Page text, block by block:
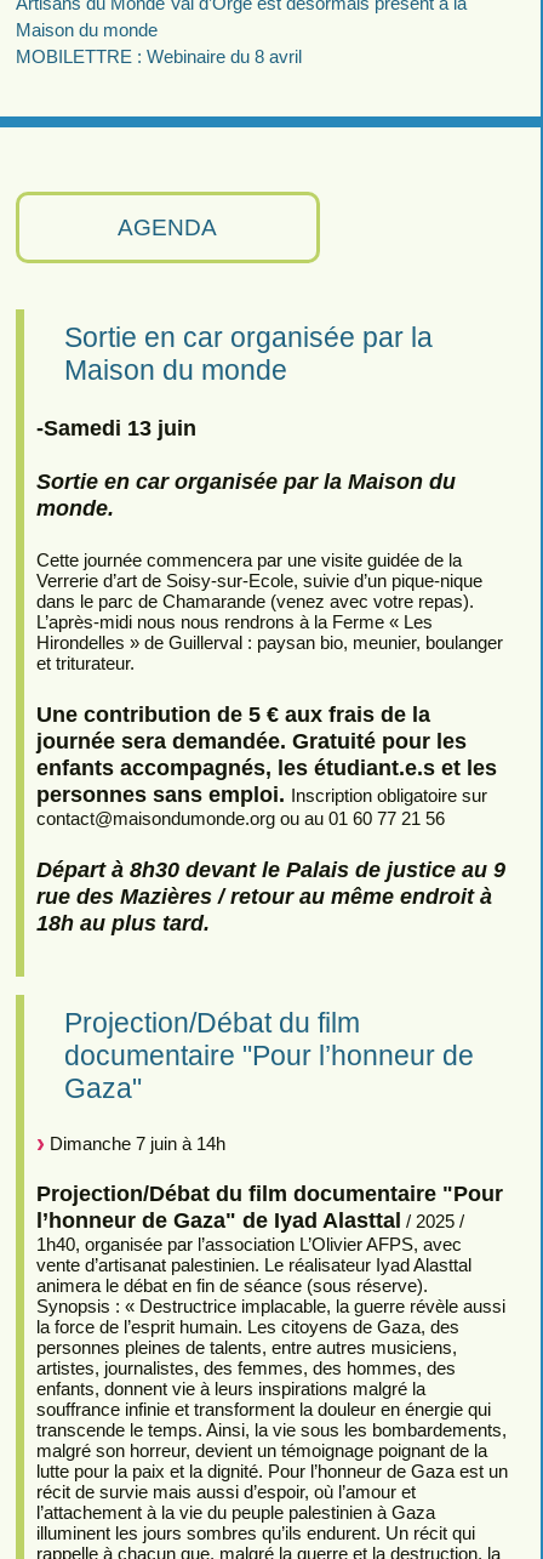
AGENDA
Sortie en car organisée par la
Maison du monde
-Samedi 13 juin
Sortie en car organisée par la Maison du
monde.
Cette journée commencera par une visite guidée de la
Verrerie d’art de Soisy-sur-Ecole, suivie d’un pique-nique
dans le parc de Chamarande (venez avec votre repas).
L’après-midi nous nous rendrons à la Ferme « Les
Hirondelles » de Guillerval : paysan bio, meunier, boulanger
et triturateur.
Une contribution de 5 € aux frais de la
journée sera demandée. Gratuité pour les
enfants accompagnés, les étudiant.e.s et les
personnes sans emploi. Inscription obligatoire sur
contact@maisondumonde.org ou au 01 60 77 21 56
Départ à 8h30 devant le Palais de justice au 9
rue des Mazières / retour au même endroit à
18h au plus tard.
Projection/Débat du film
documentaire "Pour l’honneur de
Gaza"
Dimanche 7 juin à 14h
Projection/Débat du film documentaire "Pour
l’honneur de Gaza" de Iyad Alasttal / 2025 /
1h40, organisée par l’association L’Olivier AFPS, avec
vente d’artisanat palestinien. Le réalisateur Iyad Alasttal
animera le débat en fin de séance (sous réserve).
Synopsis : « Destructrice implacable, la guerre révèle aussi
la force de l’esprit humain. Les citoyens de Gaza, des
personnes pleines de talents, entre autres musiciens,
artistes, journalistes, des femmes, des hommes, des
enfants, donnent vie à leurs inspirations malgré la
souffrance infinie et transforment la douleur en énergie qui
transcende le temps. Ainsi, la vie sous les bombardements,
malgré son horreur, devient un témoignage poignant de la
lutte pour la paix et la dignité. Pour l’honneur de Gaza est un
récit de survie mais aussi d’espoir, où l’amour et
l’attachement à la vie du peuple palestinien à Gaza
illuminent les jours sombres qu’ils endurent. Un récit qui
rappelle à chacun que, malgré la guerre et la destruction, la
Maison du monde
MOBILETTRE : Webinaire du 8 avril